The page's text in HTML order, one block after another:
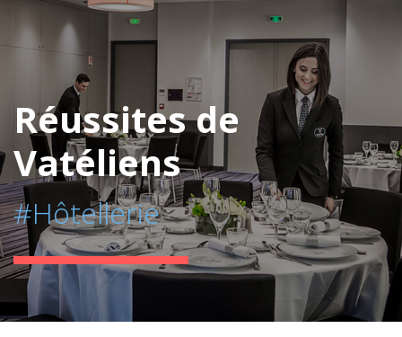
Réussites de
Vatéliens
#Hôtellerie